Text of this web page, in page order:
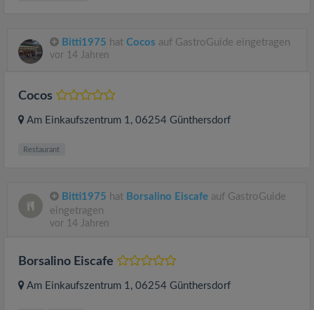
Bitti1975 hat Cocos auf GastroGuide eingetragen
vor 14 Jahren
Cocos
Am Einkaufszentrum 1, 06254 Günthersdorf
Restaurant
Bitti1975 hat Borsalino Eiscafe auf GastroGuide
eingetragen
vor 14 Jahren
Borsalino Eiscafe
Am Einkaufszentrum 1, 06254 Günthersdorf